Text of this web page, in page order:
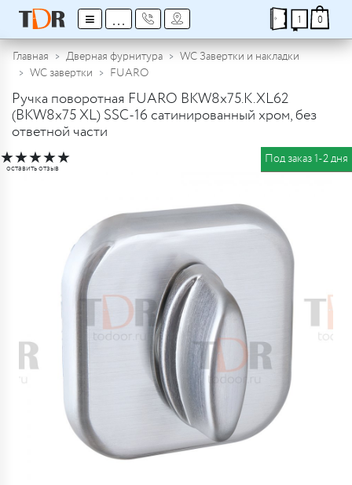
≡ ... 1 0
Главная Дверная фурнитура
WC Завертки и накладки
WC завертки
FUARO
Ручка поворотная FUARO BKW8x75.K.XL62
(BKW8x75 XL) SSC-16 сатинированный хром, без
ответной части
★★★★★
оставить отзыв
Под заказ 1-2 дня